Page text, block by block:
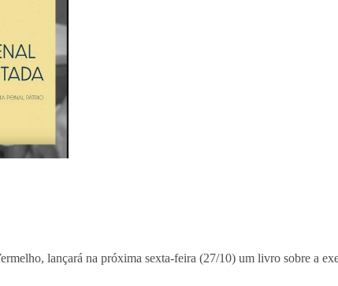
lançará na próxima sexta-feira (27/10) um livro sobre a